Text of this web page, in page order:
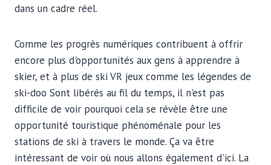
dans un cadre réel.
Comme les progrès numériques contribuent à offrir
encore plus d'opportunités aux gens à apprendre à
skier, et à plus de ski VR jeux comme les légendes de
ski-doo Sont libérés au fil du temps, il n'est pas
difficile de voir pourquoi cela se révèle être une
opportunité touristique phénoménale pour les
stations de ski à travers le monde. Ça va être
intéressant de voir où nous allons également d'ici. La